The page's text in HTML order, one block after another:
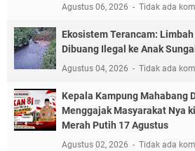
Agustus 06, 2026 Tidak ada
Ekosistem Terancam:
Dibuang Ilegal ke Anak
Agustus 04, 2026 Tidak ada
Kepala Kampung Mahabang
Menggajak Masyarakat Nya
Merah Putih 17 Agustus
Agustus 02, 2026 Tidak ada